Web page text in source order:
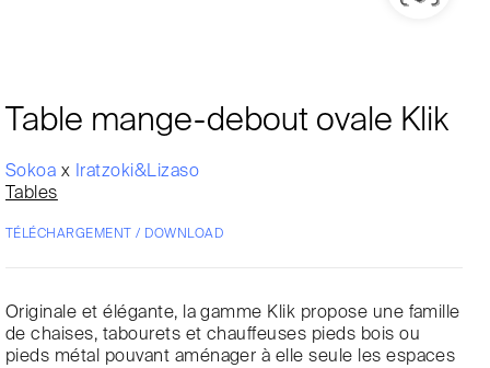
Table mange-debout ovale Klik
Sokoa x
Iratzoki&Lizaso
Tables
TÉLÉCHARGEMENT / DOWNLOAD
Originale et élégante, la gamme Klik propose une famille
de chaises, tabourets et chauffeuses pieds bois ou
pieds métal pouvant aménager à elle seule les espaces